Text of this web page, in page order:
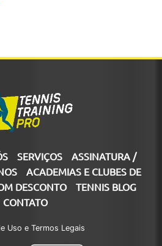
SERVIÇOS
ASSINATURA /
ACADEMIAS E CLUBES DE
DESCONTO
TENNIS BLOG
CONTATO
Uso e Termos Legais